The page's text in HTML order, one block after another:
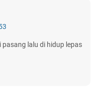
lalu di hidup lepas